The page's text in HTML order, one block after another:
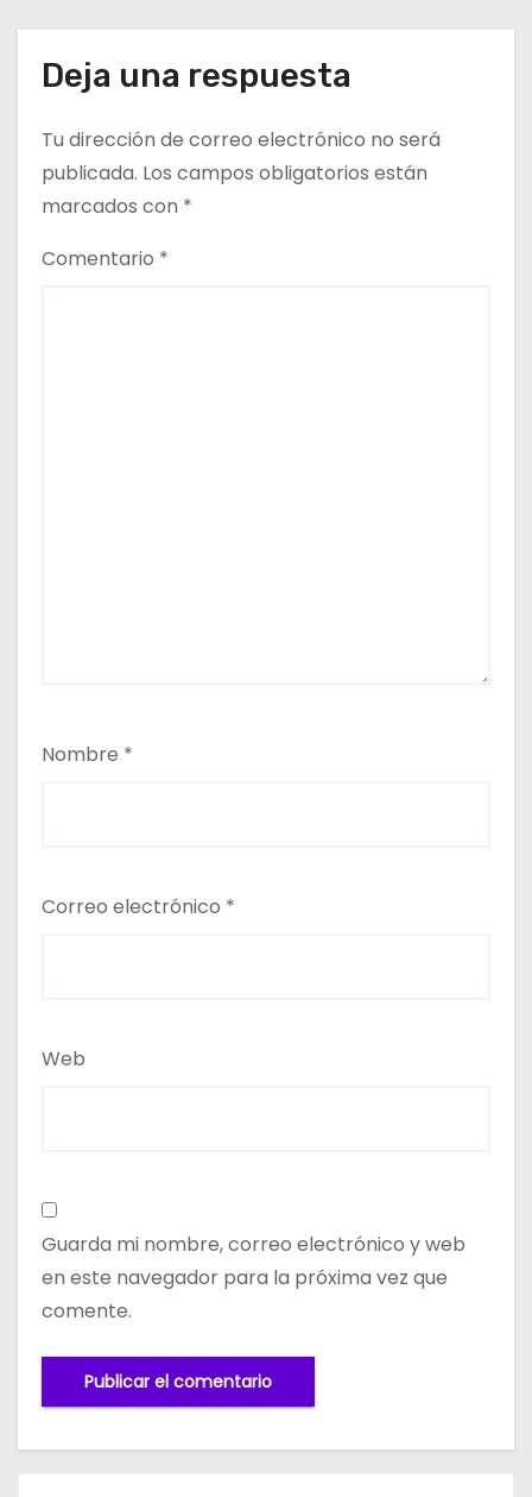
r
d
a
s
Deja una respuesta
Tu dirección de correo electrónico no será
publicada. Los campos obligatorios están
marcados con *
Comentario *
Nombre *
Correo electrónico *
Web
Guarda mi nombre, correo electrónico y web
en este navegador para la próxima vez que
comente.